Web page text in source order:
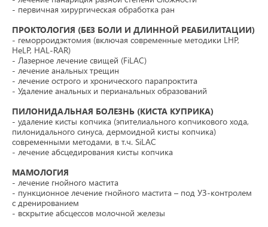
- первичная хирургическая обработка ран
ПРОКТОЛОГИЯ (БЕЗ БОЛИ И ДЛИННОЙ РЕАБИЛИТАЦИИ)
- геморроидэктомия (включая современные методики LHP,
HeLP, HAL-RAR)
- Лазерное лечение свищей (FiLAC)
- лечение анальных трещин
- лечение острого и хронического парапроктита
- Удаление анальных и перианальных образований
ПИЛОНИДАЛЬНАЯ БОЛЕЗНЬ (КИСТА КУПРИКА)
- удаление кисты копчика (эпителиального копчикового хода,
пилонидального синуса, дермоидной кисты копчика)
современными методами, в т.ч. SiLAC
- лечение абсцедирования кисты копчика
МАМОЛОГИЯ
- лечение гнойного мастита
- пункционное лечение гнойного мастита – под УЗ-контролем
с дренированием
- вскрытие абсцессов молочной железы